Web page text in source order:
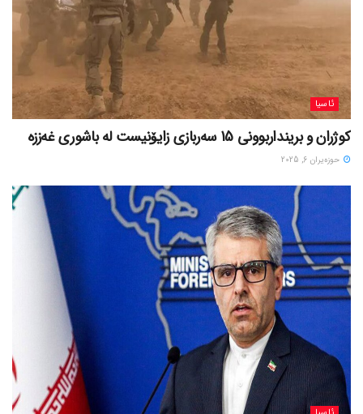
ئاسیا
کوژران و برینداربوونی 15 سەربازی زایۆنیست لە باشوری غەززە
حوزه‌یران 6, 2025